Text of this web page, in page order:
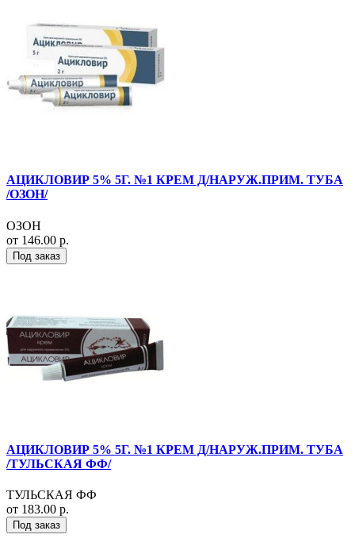
АЦИКЛОВИР 5% 5Г. №1 КРЕМ Д/НАРУЖ.ПРИМ. ТУБА
/ОЗОН/
ОЗОН
от 146.00 р.
Под заказ
АЦИКЛОВИР 5% 5Г. №1 КРЕМ Д/НАРУЖ.ПРИМ. ТУБА
/ТУЛЬСКАЯ ФФ/
ТУЛЬСКАЯ ФФ
от 183.00 р.
Под заказ